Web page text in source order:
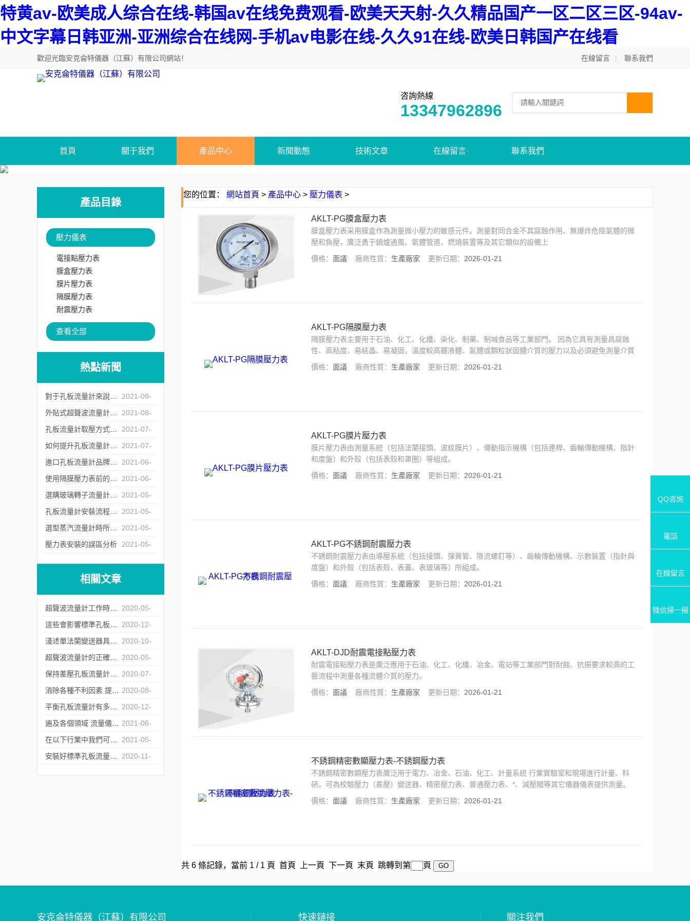
特黄av-欧美成人综合在线-韩国av在线免费观看-欧美天天射-久久精品国产一区二区三区-94av-
中文字幕日韩亚洲-亚洲综合在线网-手机av电影在线-久久91在线-欧美日韩国产在线看
歡迎光臨安克侖特儀器（江蘇）有限公司網站！ 在線留言 | 聯系我們
咨詢熱線
13347962896
首頁 關于我們 產品中心 新聞動態 技術文章 在線留言 聯系我們
產品目錄
壓力儀表
電接點壓力表
膜盒壓力表
膜片壓力表
隔膜壓力表
耐震壓力表
查看全部
熱點新聞
2021-09-
07
2021-08-
20
2021-07-
23
2021-07-
06
2021-06-
17
2021-06-
04
2021-05-
26
2021-05-
17
2021-05-
12
壓力表安裝的誤區分析
2021-05-
相關文章
2020-05-
19
2020-12-
16
2020-10-
29
2020-05-
19
2020-07-
06
2020-08-
10
2020-12-
02
2021-06-
07
2021-05-
11
2020-11-
您的位置： 網站首頁 > 產品中心 > 壓力儀表 >
AKLT-PG膜盒壓力表
膜盒壓力表采用膜盒作為測量微小壓力的敏感元件。測量對同合金不其腐蝕作用、無爆炸危險氣體的微
壓和負壓，廣泛勇于鍋爐通風、氣體管道、燃燒裝置等及其它類似的設備上
價格：面議 廠商性質： 生產廠家 更新日期： 2026-01-21
AKLT-PG隔膜壓力表
隔膜壓力表主要用于石油、化工、化纖、染化、制藥、制堿食品等工業部門。 因為它具有測量具腐蝕
性、高粘度、易結晶、易凝固，溫度較高聽液體、氣體或顆粒狀固體介質的壓力以及必須避免測量介質
直接進入壓力儀表和防止沉淀物積累且易清洗的場合。
價格：面議 廠商性質： 生產廠家 更新日期： 2026-01-21
AKLT-PG膜片壓力表
膜片壓力表由測量系統（包括法蘭接頭、波紋膜片）、傳動指示機構（包括連桿、齒輪傳動機構、指針
和度盤）和外殼（包括表殼和罩圈）等組成。
價格：面議 廠商性質： 生產廠家 更新日期： 2026-01-21
AKLT-PG不銹鋼耐震壓力表
不銹鋼耐震壓力表由導壓系統（包括接頭、彈簧管、限流螺釘等）、齒輪傳動機構、示數裝置（指針與
度盤）和外殼（包括表殼、表蓋、表玻璃等）所組成。
價格：面議 廠商性質： 生產廠家 更新日期： 2026-01-21
AKLT-DJD耐震電接點壓力表
耐震電接點壓力表是廣泛應用于石油、化工、化纖、冶金、電站等工業部門對耐蝕、抗振要求較高的工
藝流程中測量各種流體介質的壓力。
價格：面議 廠商性質： 生產廠家 更新日期： 2026-01-21
不銹鋼精密數顯壓力表-不銹鋼壓力表
不銹鋼精密數顯壓力表廣泛用于電力、冶金、石油、化工、計量系統 行業實驗室和現場進行計量、科
研。可為校驗壓力（差壓）變送器、精密壓力表、普通壓力表、*、減壓閥等其它儀器儀表提供測量。
價格：面議 廠商性質： 生產廠家 更新日期： 2026-01-21
共 6 條記錄，當前 1 / 1 頁 首頁 上一頁 下一頁 末頁 跳轉到第 頁
安克侖特儀器（江蘇）有限公司 快速鏈接 關注我們
QQ咨詢
電話
在線留言
微信掃一掃